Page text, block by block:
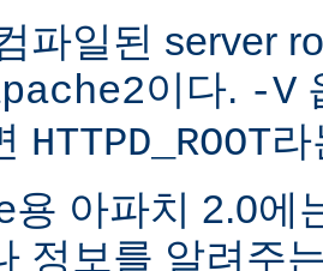
파일된 server
이다. -V
HTTPD_ROOT
용 아파치 2.0에
정보를 알려주